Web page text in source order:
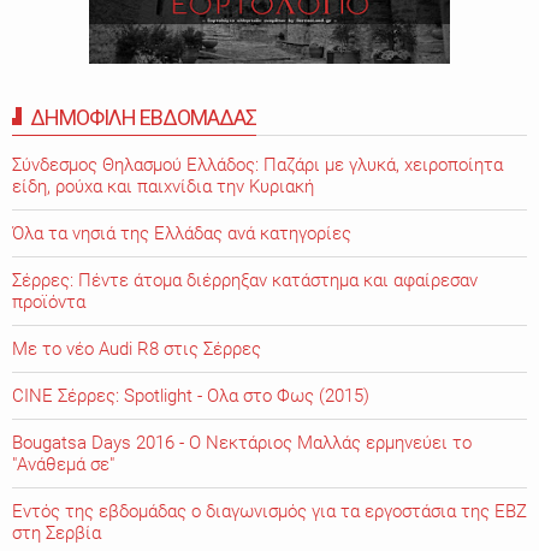
ΔΗΜΟΦΙΛΗ ΕΒΔΟΜΑΔΑΣ
Σύνδεσμος Θηλασμού Ελλάδος: Παζάρι με γλυκά, χειροποίητα
είδη, ρούχα και παιχνίδια την Κυριακή
Όλα τα νησιά της Ελλάδας ανά κατηγορίες
Σέρρες: Πέντε άτομα διέρρηξαν κατάστημα και αφαίρεσαν
προϊόντα
Με το νέο Audi R8 στις Σέρρες
CINE Σέρρες: Spotlight - Ολα στο Φως (2015)
Bougatsa Days 2016 - Ο Νεκτάριος Μαλλάς ερμηνεύει το
"Ανάθεμά σε"
Εντός της εβδομάδας ο διαγωνισμός για τα εργοστάσια της ΕΒΖ
στη Σερβία